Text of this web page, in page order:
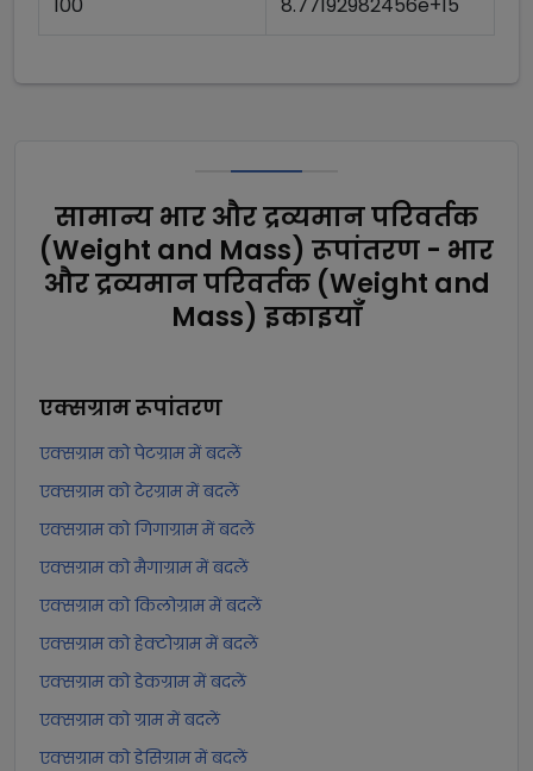
सामान्य भार और द्रव्यमान परिवर्तक
(Weight and Mass) रूपांतरण - भार
और द्रव्यमान परिवर्तक (Weight and
Mass) इकाइयाँ
एक्सग्रामरूपांतरण
एक्सग्राम को पेटग्राम में बदलें
एक्सग्राम को टेरग्राम में बदलें
एक्सग्राम को गिगाग्राम में बदलें
एक्सग्राम को मैगाग्राम में बदलें
एक्सग्राम को किलोग्राम में बदलें
एक्सग्राम को हेक्टोग्राम में बदलें
एक्सग्राम को डेकग्राम में बदलें
एक्सग्राम को ग्राम में बदलें
एक्सग्राम को डेसिग्राम में बदलें